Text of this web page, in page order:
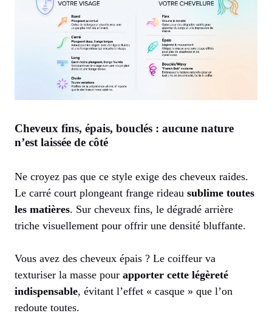
Cheveux fins, épais, bouclés : aucune nature
n’est laissée de côté
Ne croyez pas que ce style exige des cheveux raides.
Le carré court plongeant frange rideau sublime toutes
les matières. Sur cheveux fins, le dégradé arrière
triche visuellement pour offrir une densité bluffante.
Vous avez des cheveux épais ? Le coiffeur va
texturiser la masse pour apporter cette légèreté
indispensable, évitant l’effet « casque » que l’on
redoute toutes.